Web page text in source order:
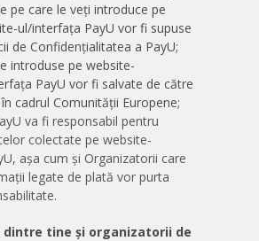
pe care le veți introduce pe
ul/interfața PayU vor fi supuse
de Confidențialitatea a PayU;
introduse pe website-
PayU vor fi salvate de către
cadrul Comunității Europene;
va fi responsabil pentru
colectate pe website-
așa cum și Organizatorii care
legate de plată vor purta
dintre tine și organizatorii de